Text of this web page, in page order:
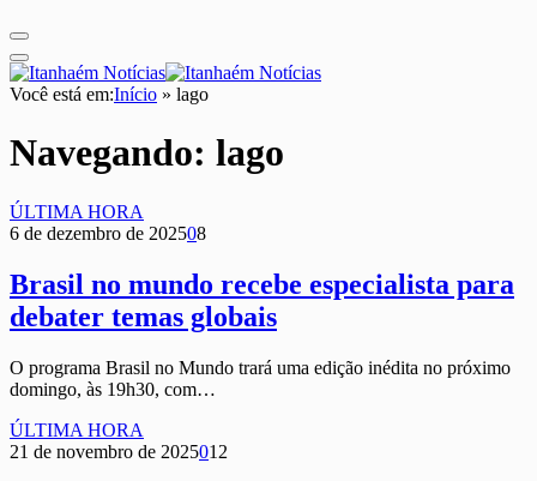
Você está em:Início » lago
Navegando: lago
ÚLTIMA HORA
6 de dezembro de 202508
Brasil no mundo recebe especialista para
debater temas globais
O programa Brasil no Mundo trará uma edição inédita no próximo
domingo, às 19h30, com…
ÚLTIMA HORA
21 de novembro de 2025012